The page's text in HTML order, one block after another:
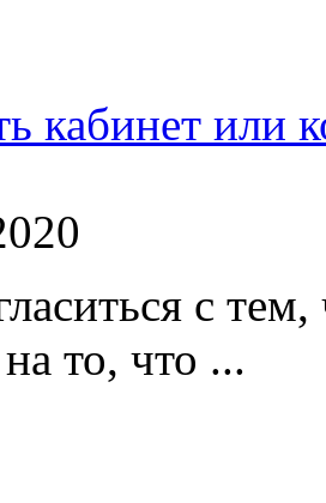
кабинет или
с
то, что ...